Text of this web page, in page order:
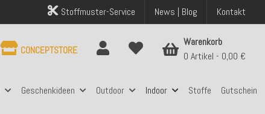
Stoffmuster-Service News | Blog Kontakt
Geschenkideen Outdoor Indoor Stoffe Gutschein
CONCEPTSTORE
Warenkorb
0 Artikel
0,00 €